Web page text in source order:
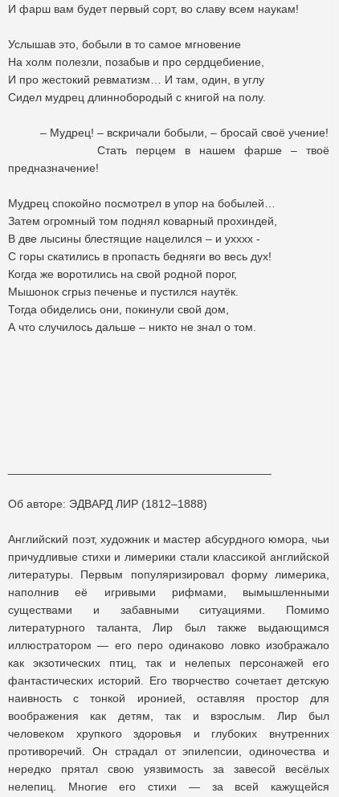
И фарш вам будет первый сорт, во славу всем наукам!
Услышав это, бобыли в то самое мгновение
На холм полезли, позабыв и про сердцебиение,
И про жестокий ревматизм… И там, один, в углу
Сидел мудрец длиннобородый с книгой на полу.
– Мудрец! – вскричали бобыли, – бросай своё учение!
Стать перцем в нашем фарше – твоё
предназначение!
Мудрец спокойно посмотрел в упор на бобылей…
Затем огромный том поднял коварный прохиндей,
В две лысины блестящие нацелился – и ухххх -
С горы скатились в пропасть бедняги во весь дух!
Когда же воротились на свой родной порог,
Мышонок сгрыз печенье и пустился наутёк.
Тогда обиделись они, покинули свой дом,
А что случилось дальше – никто не знал о том.
Об авторе: ЭДВАРД ЛИР (1812–1888)
Английский поэт, художник и мастер абсурдного юмора, чьи
причудливые стихи и лимерики стали классикой английской
литературы. Первым популяризировал форму лимерика,
наполнив её игривыми рифмами, вымышленными
существами и забавными ситуациями. Помимо
литературного таланта, Лир был также выдающимся
иллюстратором — его перо одинаково ловко изображало
как экзотических птиц, так и нелепых персонажей его
фантастических историй. Его творчество сочетает детскую
наивность с тонкой иронией, оставляя простор для
воображения как детям, так и взрослым. Лир был
человеком хрупкого здоровья и глубоких внутренних
противоречий. Он страдал от эпилепсии, одиночества и
нередко прятал свою уязвимость за завесой весёлых
нелепиц. Многие его стихи — за всей кажущейся